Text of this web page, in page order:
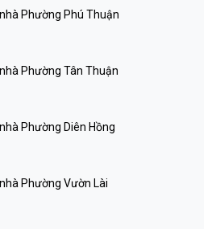
Phường Phú Thuận
Phường Tân Thuận
Phường Diên Hồng
Phường Vườn Lài